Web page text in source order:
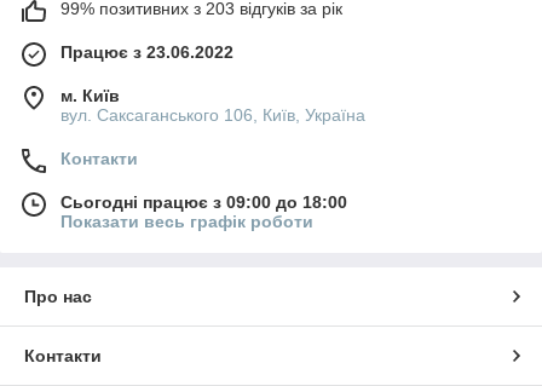
99% позитивних з 203 відгуків за рік
Працює з 23.06.2022
м. Київ
вул. Саксаганського 106, Київ, Україна
Контакти
Сьогодні працює з 09:00 до 18:00
Показати весь графік роботи
Про нас
Контакти